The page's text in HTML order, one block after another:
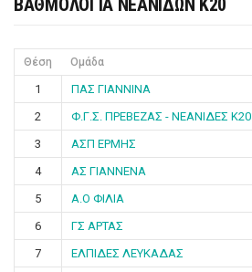
ΒΑΘΜΟΛΟΓΙΑ ΝΕΑΝΙΔΩΝ Κ20
Θέση Ομάδα
1 ΠΑΣ ΓΙΑΝΝΙΝΑ
2
Φ.Γ.Σ. ΠΡΕΒΕΖΑΣ - ΝΕΑΝΙΔΕΣ Κ20
3
ΑΣΠ ΕΡΜΗΣ
4
ΑΣ ΓΙΑΝΝΕΝΑ
5
Α.Ο ΦΙΛΙΑ
6
ΓΣ ΑΡΤΑΣ
7
ΕΛΠΙΔΕΣ ΛΕΥΚΑΔΑΣ